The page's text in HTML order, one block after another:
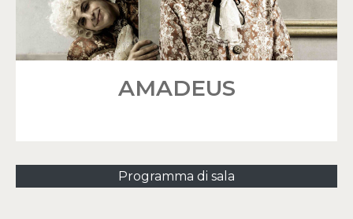
AMADEUS
Programma di sala